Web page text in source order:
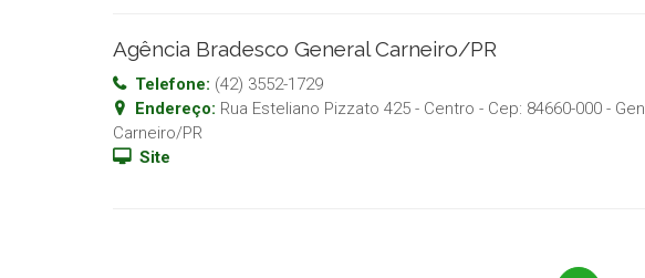
Agência Bradesco General Carneiro/PR
Telefone: (42) 3552-1729
Endereço: Rua Esteliano Pizzato 425 - Centro - Cep: 84660-000 -
Carneiro/PR
Site